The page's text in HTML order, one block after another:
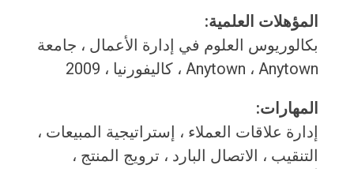
المؤهلات العلمية:
بكالوريوس العلوم في إدارة الأعمال ، جامعة
Anytown ، Anytown ، كاليفورنيا ، 2009
المهارات:
إدارة علاقات العملاء ، إستراتيجية المبيعات ،
التنقيب ، الاتصال البارد ، ترويج المنتج ،